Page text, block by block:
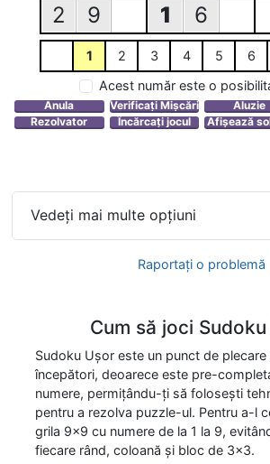
2
9 1 6
1 2 3 4 5 6
Acest număr este o
Vedeți mai multe opțiuni
Raportați o problemă
Cum să joci
Sudoku Ușor este un punct de
începători, deoarece este pre-
numere, permițându-ți să folosești
pentru a rezolva puzzle-ul. Pentru a-l
grila 9x9 cu numere de la 1 la 9,
fiecare rând, coloană și bloc de 3x3.